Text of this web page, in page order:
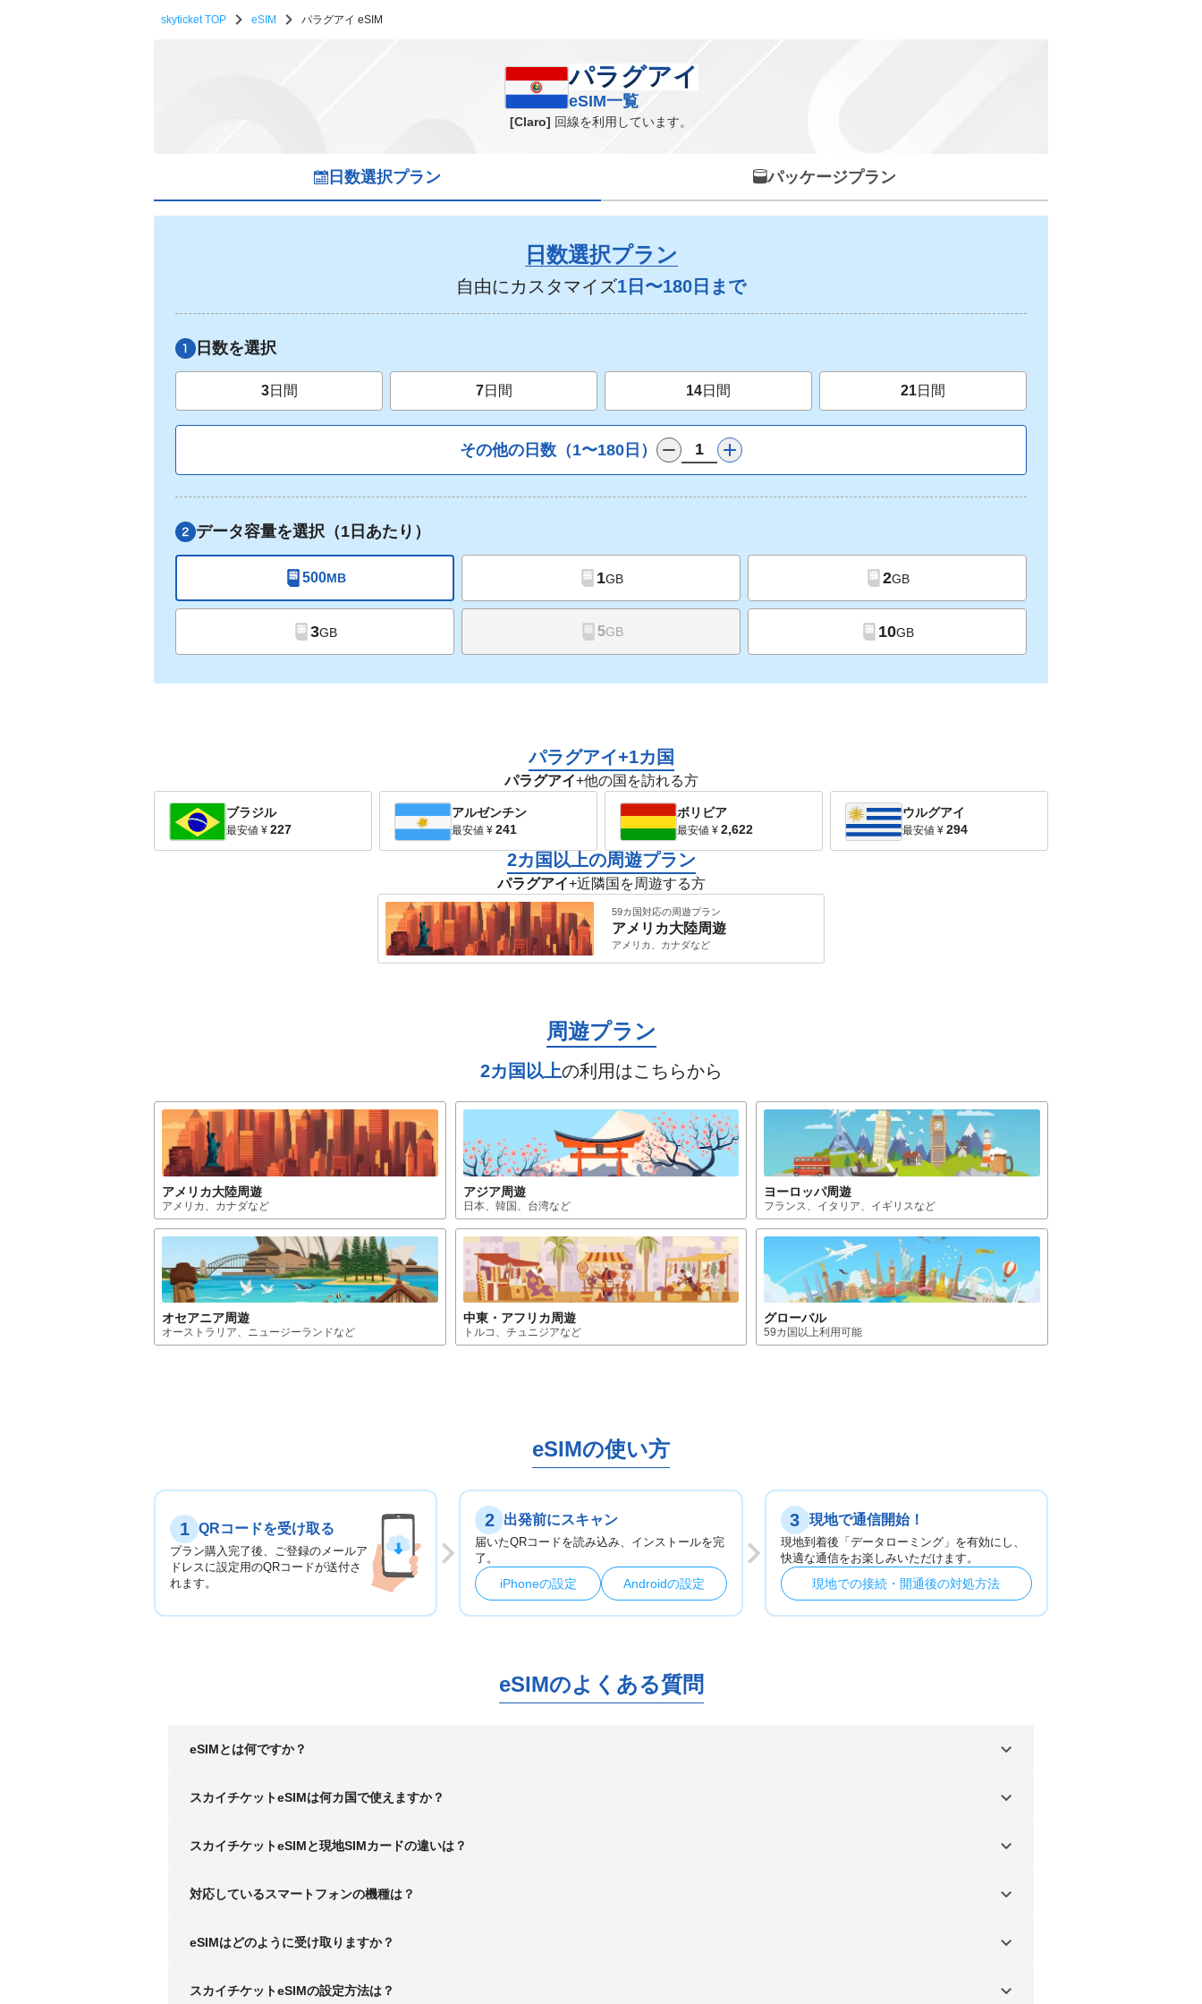
skyticket TOP eSIM パラグアイ eSIM
パラグアイ eSIM一覧パラグアイ
eSIM一覧
[Claro] 回線を利用しています。
日数選択プラン パッケージプラン
日数選択プラン
自由にカスタマイズ1日〜180日まで
日数を選択
3日間 7日間 14日間 21日間
その他の日数（1〜180日）
データ容量を選択（1日あたり）
500MB 1GB 2GB
3GB 5GB 10GB
パラグアイ+1カ国
パラグアイ+他の国を訪れる方
ブラジル
最安値 ¥ 227
アルゼンチン
最安値 ¥ 241
ボリビア
最安値 ¥ 2,622
ウルグアイ
最安値 ¥ 294
2カ国以上の周遊プラン
パラグアイ+近隣国を周遊する方
59カ国対応の周遊プラン
アメリカ大陸周遊
アメリカ、カナダなど
周遊プラン
2カ国以上の利用はこちらから
アメリカ大陸周遊
アメリカ、カナダなど
アジア周遊
日本、韓国、台湾など
ヨーロッパ周遊
フランス、イタリア、イギリス など
オセアニア周遊
オーストラリア、ニュージーランドなど
中東・アフリカ周遊
トルコ、チュニジアなど
グローバル
59カ国以上利用可能
eSIMの使い方
1 QRコードを受け取る
プラン購入完了後、ご登録のメールア
ドレスに設定用のQRコードが送付さ
れます。
2 出発前にスキャン
届いたQRコードを読み込み、インストールを完
了。
iPhoneの設定 Androidの設定
3 現地で通信開始！
現地到着後「データローミング」を有効にし、
快適な通信をお楽しみいただけます。
現地での接続・開通後の対処方法
eSIMのよくある質問
eSIMとは何ですか？
スカイチケットeSIMは何カ国で使えますか？
スカイチケットeSIMと現地SIMカードの違いは？
対応しているスマートフォンの機種は？
eSIMはどのように受け取りますか？
スカイチケットeSIMの設定方法は？